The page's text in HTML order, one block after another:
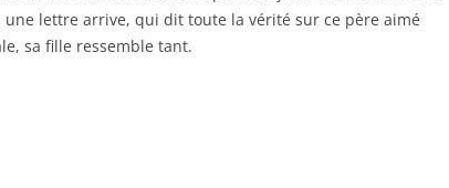
une lettre arrive, qui dit toute la vérité sur ce père aimé
sa fille ressemble tant.